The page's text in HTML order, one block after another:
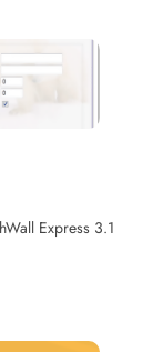
Express 3.1